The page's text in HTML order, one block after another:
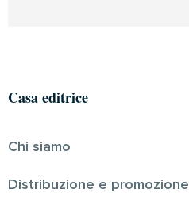
Casa editrice
Chi siamo
Distribuzione e promozione